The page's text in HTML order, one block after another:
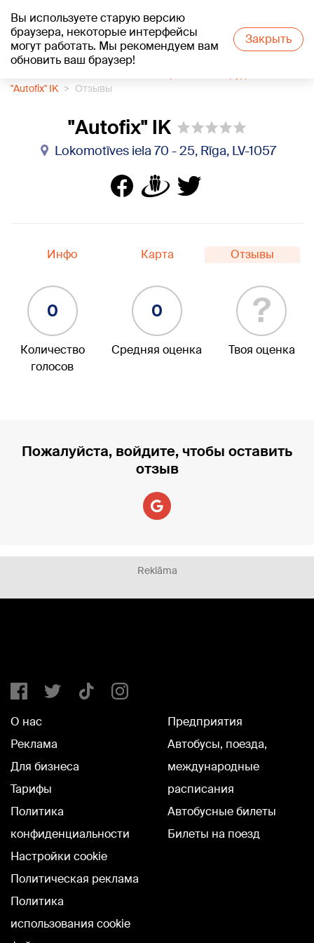
Вы используете старую версию
браузера, некоторые интерфейсы
могут работать. Мы рекомендуем вам
обновить ваш браузер!
Закрыть
+21°C
"Autofix" IK
Отзывы
"Autofix" IK
Lokomotīves iela 70 - 25, Rīga, LV-1057
Инфо Карта Отзывы
0
Количество
голосов
0
Средняя оценка
?
Твоя оценка
Пожалуйста, войдите, чтобы оставить
отзыв
Reklāma
О нас
Реклама
Для бизнеса
Тарифы
Политика
конфиденциальности
Настройки cookie
Политическая реклама
Политика
использования cookie
Предприятия
Автобусы, поезда,
международные
расписания
Автобусные билеты
Билеты на поезд